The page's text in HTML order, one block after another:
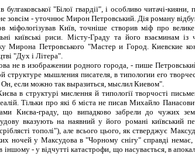
"Білої гвардії", і особливо читачі-
зовсім - уточнює Мирон Петровський. Дія роману
міфологізував Київ, точніше створив міф про
київські риси. Місту-Граду та його взаєминам
Мирона Петровського "Мастер и Город. Киевские
"Дух і Літера".
не в изображении родного города, - пише
структуре мышления писателя, в типологии его
если можно так выразиться, мыслил Киевом".
в структурі мислення й типології творчості
Тільки про які б міста не писав Михайло
Києва-граду, що випадково забрели до чужих
вказують на наявний у його романі київський
тополі"), але всього цього, як стверджує
ночей у Максудова в "Чорному снігу" справді немає,
іншому - у відчутті катастрофи, що насувається, в